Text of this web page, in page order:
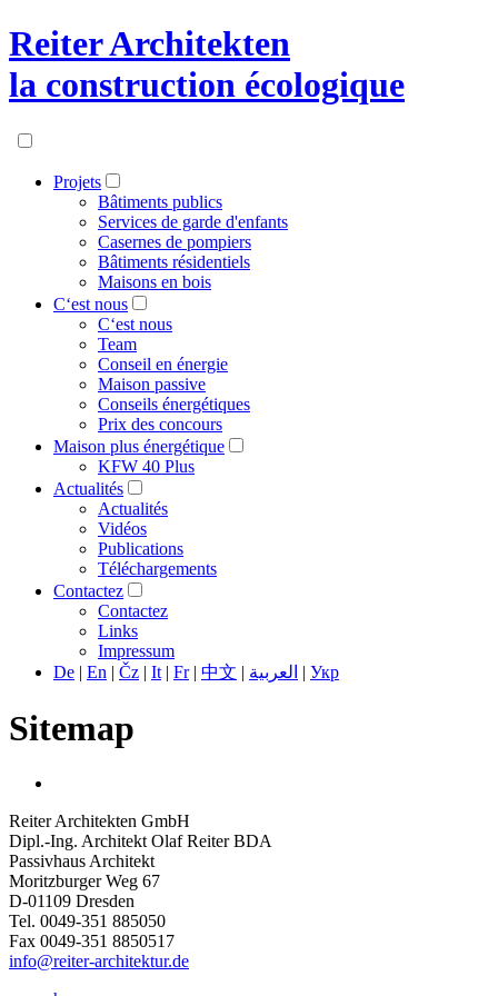
Reiter Architekten
la construction écologique
Projets
Bâtiments publics
Services de garde d'enfants
Casernes de pompiers
Bâtiments résidentiels
Maisons en bois
C‘est nous
C‘est nous
Team
Conseil en énergie
Maison passive
Conseils énergétiques
Prix des concours
Maison plus énergétique
KFW 40 Plus
Actualités
Actualités
Vidéos
Publications
Téléchargements
Contactez
Contactez
Links
Impressum
De | En | Čz | It | Fr| 中文 | العربية | Укр
Sitemap
Reiter Architekten GmbH
Dipl.-Ing. Architekt Olaf Reiter BDA
Passivhaus Architekt
Moritzburger Weg 67
D-01109 Dresden
Tel. 0049-351 885050
Fax 0049-351 8850517
info@reiter-architektur.de